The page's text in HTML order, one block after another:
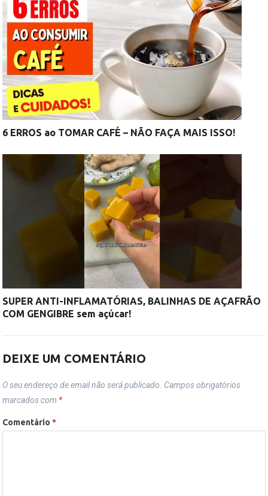
6 ERROS ao TOMAR CAFÉ – NÃO FAÇA MAIS ISSO!
SUPER ANTI-INFLAMATÓRIAS, BALINHAS DE AÇAFRÃO
COM GENGIBRE sem açúcar!
DEIXE UM COMENTÁRIO
O seu endereço de email não será publicado. Campos obrigatórios
marcados com *
Comentário*